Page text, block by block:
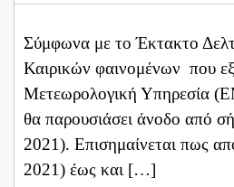
Σύμφωνα με το Έκτακτο
Καιρικών φαινομένων που
Μετεωρολογική Υπηρεσία
θα παρουσιάσει άνοδο από
2021). Επισημαίνεται πως
2021) έως και […]